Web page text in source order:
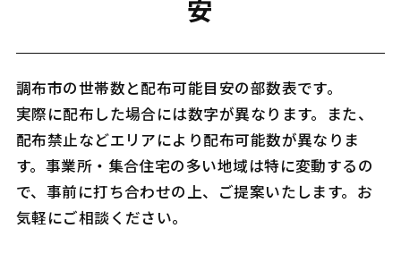
安
調布市の世帯数と配布可能目安の部数表です。
実際に配布した場合には数字が異なります。また、
配布禁止などエリアにより配布可能数が異なりま
す。事業所・集合住宅の多い地域は特に変動するの
で、事前に打ち合わせの上、ご提案いたします。お
気軽にご相談ください。